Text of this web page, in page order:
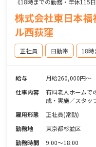
株式会社東日本
ル西荻窪
正社員 日勤帯 18時
給与
月給260,000円～
仕事内容
有料老人ホームで
成・実施／スタッ
雇用形態
正社員(常勤)
勤務地
東京都杉並区
勤務時間
9:00～18:00